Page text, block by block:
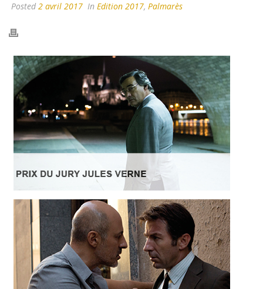
Posted 2 avril 2017 In Edition 2017, Palmarès